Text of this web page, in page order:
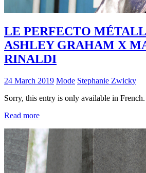
LE PERFECTO
ASHLEY GRAHAM X
RINALDI
24 March 2019 Mode Stephanie Zwicky
Sorry, this entry is only available in French.
Read more